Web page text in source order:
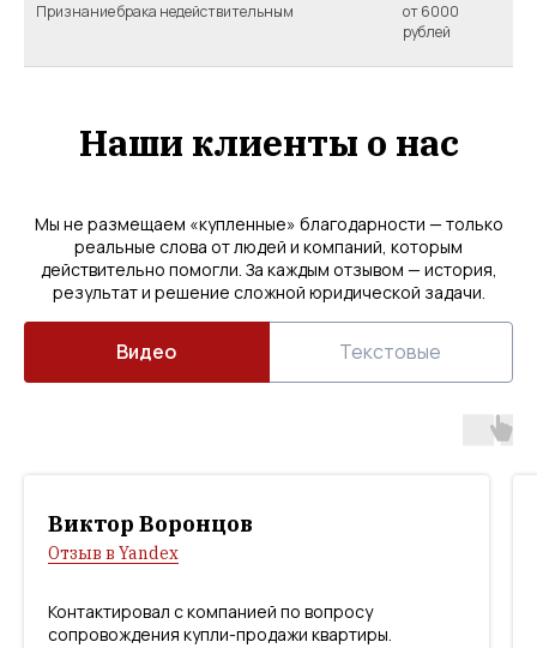
Признание брака недействительным
от 6000
рублей
Наши клиенты о нас
Мы не размещаем «купленные» благодарности — только
реальные слова от людей и компаний, которым
действительно помогли. За каждым отзывом — история,
результат и решение сложной юридической задачи.
Видео Текстовые
Виктор Воронцов
Отзыв в Yandex
Контактировал с компанией по вопросу
сопровождения купли-продажи квартиры.